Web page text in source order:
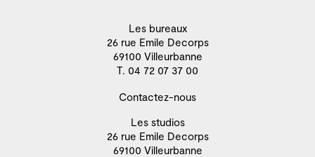
Les bureaux
26 rue Emile Decorps
69100 Villeurbanne
T. 04 72 07 37 00
Contactez-nous
Les studios
26 rue Emile Decorps
69100 Villeurbanne